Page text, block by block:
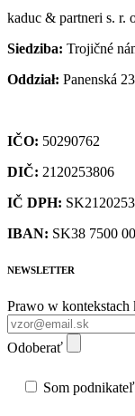
kaduc & partneri s. r.
Siedziba: Trojičné
Oddział: Panenská
IČO: 50290762
DIČ: 2120253806
IČ DPH:
IBAN: SK38 7500
NEWSLETTER
Prawo w kontekstach
Odoberať
Som